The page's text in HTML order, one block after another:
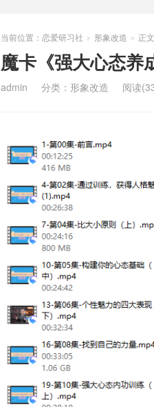
当前位置： 恋爱研习社 > 形象改造 > 正文
魔卡《强大心态养
admin 分类： 形象改造 阅读